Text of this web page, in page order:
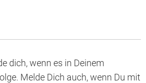
dich, wenn es in Deinem
Melde Dich auch, wenn Du mit